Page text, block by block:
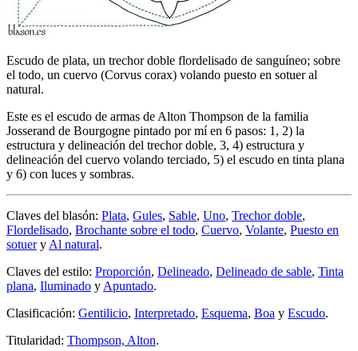
Escudo de plata, un trechor doble flordelisado de sanguíneo; sobre
el todo, un cuervo (Corvus corax) volando puesto en sotuer al
natural.
Este es el escudo de armas de Alton Thompson de la familia
Josserand de Bourgogne pintado por mí en 6 pasos: 1, 2) la
estructura y delineación del trechor doble, 3, 4) estructura y
delineación del cuervo volando terciado, 5) el escudo en tinta plana
y 6) con luces y sombras.
Claves del blasón: Plata, Gules, Sable, Uno, Trechor doble,
Flordelisado, Brochante sobre el todo, Cuervo, Volante, Puesto en
sotuery Al natural.
Claves del estilo: Proporción, Delineado, Delineado de sable, Tinta
plana, Iluminado y Apuntado.
Clasificación: Gentilicio, Interpretado, Esquema, Boa y Escudo.
Titularidad: Thompson, Alton.